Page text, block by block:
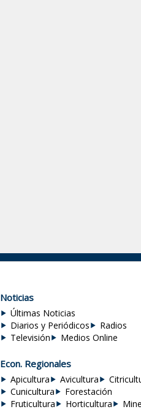
Noticias
Últimas Noticias
Diarios y Periódicos
Radios
Televisión
Medios Online
Econ. Regionales
Apicultura Avicultura
Cunicultura
Forestación
Fruticultura
Horticultura